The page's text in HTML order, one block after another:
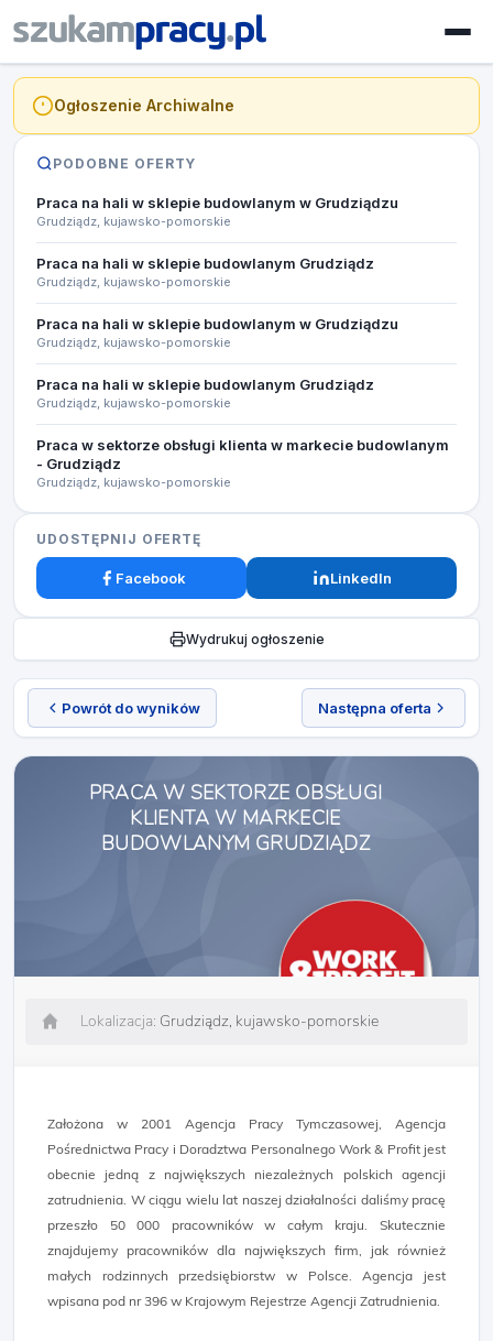
Powrót do wyników Następna oferta
PRACA W SEKTORZE OBSŁUGI
KLIENTA W MARKECIE
BUDOWLANYM GRUDZIĄDZ
Lokalizacja: Grudziądz, kujawsko-pomorskie
Założona w 2001 Agencja Pracy Tymczasowej, Agencja
Pośrednictwa Pracy i Doradztwa Personalnego Work & Profit jest
obecnie jedną z największych niezależnych polskich agencji
zatrudnienia. W ciągu wielu lat naszej działalności daliśmy pracę
przeszło 50 000 pracowników w całym kraju. Skutecznie
znajdujemy pracowników dla największych firm, jak również
małych rodzinnych przedsiębiorstw w Polsce. Agencja jest
wpisana pod nr 396 w Krajowym Rejestrze Agencji Zatrudnienia.
Ogłoszenie Archiwalne
PODOBNE OFERTY
Praca na hali w sklepie budowlanym w Grudziądzu
Grudziądz, kujawsko-pomorskie
Praca na hali w sklepie budowlanym Grudziądz
Grudziądz, kujawsko-pomorskie
Praca na hali w sklepie budowlanym w Grudziądzu
Grudziądz, kujawsko-pomorskie
Praca na hali w sklepie budowlanym Grudziądz
Grudziądz, kujawsko-pomorskie
Praca w sektorze obsługi klienta w markecie budowlanym
- Grudziądz
Grudziądz, kujawsko-pomorskie
UDOSTĘPNIJ OFERTĘ
Facebook LinkedIn
Wydrukuj ogłoszenie